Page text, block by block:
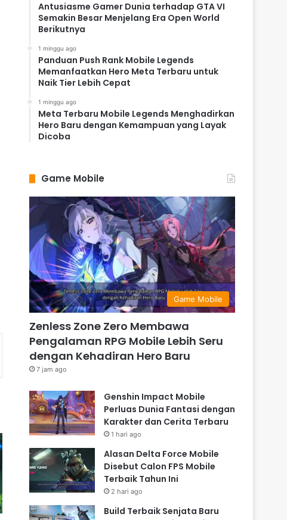
Antusiasme Gamer Dunia terhadap GTA VI
Semakin Besar Menjelang Era Open World
Berikutnya
1 minggu ago
Panduan Push Rank Mobile Legends
Memanfaatkan Hero Meta Terbaru untuk
Naik Tier Lebih Cepat
1 minggu ago
Meta Terbaru Mobile Legends Menghadirkan
Hero Baru dengan Kemampuan yang Layak
Dicoba
Game Mobile
Game Mobile
Zenless Zone Zero Membawa
Pengalaman RPG Mobile Lebih Seru
dengan Kehadiran Hero Baru
7 jam ago
Genshin Impact Mobile
Perluas Dunia Fantasi dengan
Karakter dan Cerita Terbaru
1 hari ago
Alasan Delta Force Mobile
Disebut Calon FPS Mobile
Terbaik Tahun Ini
2 hari ago
Build Terbaik Senjata Baru